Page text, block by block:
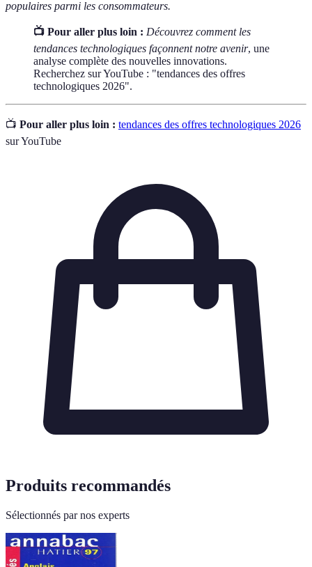
populaires parmi les consommateurs.
📺 Pour aller plus loin : Découvrez comment les
tendances technologiques façonnent notre avenir, une
analyse complète des nouvelles innovations.
Recherchez sur YouTube : "tendances des offres
technologiques 2026".
📺 Pour aller plus loin : tendances des offres technologiques 2026
sur YouTube
Produits recommandés
Sélectionnés par nos experts